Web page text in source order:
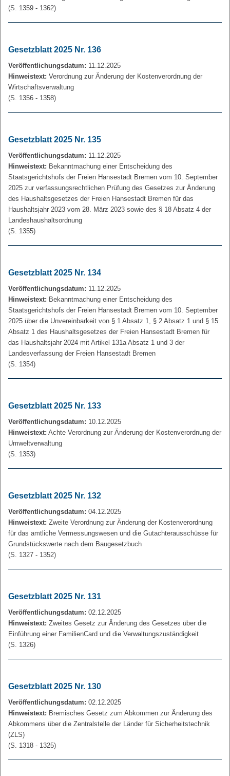
(S. 1359 - 1362)
Gesetzblatt 2025 Nr. 136
Veröffentlichungsdatum: 11.12.2025
Hinweistext: Verordnung zur Änderung der Kostenverordnung der
Wirtschaftsverwaltung
(S. 1356 - 1358)
Gesetzblatt 2025 Nr. 135
Veröffentlichungsdatum: 11.12.2025
Hinweistext: Bekanntmachung einer Entscheidung des
Staatsgerichtshofs der Freien Hansestadt Bremen vom 10. September
2025 zur verfassungsrechtlichen Prüfung des Gesetzes zur Änderung
des Haushaltsgesetzes der Freien Hansestadt Bremen für das
Haushaltsjahr 2023 vom 28. März 2023 sowie des § 18 Absatz 4 der
Landeshaushaltsordnung
(S. 1355)
Gesetzblatt 2025 Nr. 134
Veröffentlichungsdatum: 11.12.2025
Hinweistext: Bekanntmachung einer Entscheidung des
Staatsgerichtshofs der Freien Hansestadt Bremen vom 10. September
2025 über die Unvereinbarkeit von § 1 Absatz 1, § 2 Absatz 1 und § 15
Absatz 1 des Haushaltsgesetzes der Freien Hansestadt Bremen für
das Haushaltsjahr 2024 mit Artikel 131a Absatz 1 und 3 der
Landesverfassung der Freien Hansestadt Bremen
(S. 1354)
Gesetzblatt 2025 Nr. 133
Veröffentlichungsdatum: 10.12.2025
Hinweistext: Achte Verordnung zur Änderung der Kostenverordnung der
Umweltverwaltung
(S. 1353)
Gesetzblatt 2025 Nr. 132
Veröffentlichungsdatum: 04.12.2025
Hinweistext: Zweite Verordnung zur Änderung der Kostenverordnung
für das amtliche Vermessungswesen und die Gutachterausschüsse für
Grundstückswerte nach dem Baugesetzbuch
(S. 1327 - 1352)
Gesetzblatt 2025 Nr. 131
Veröffentlichungsdatum: 02.12.2025
Hinweistext: Zweites Gesetz zur Änderung des Gesetzes über die
Einführung einer FamilienCard und die Verwaltungszuständigkeit
(S. 1326)
Gesetzblatt 2025 Nr. 130
Veröffentlichungsdatum: 02.12.2025
Hinweistext: Bremisches Gesetz zum Abkommen zur Änderung des
Abkommens über die Zentralstelle der Länder für Sicherheitstechnik
(ZLS)
(S. 1318 - 1325)